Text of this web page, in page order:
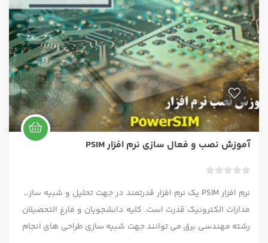
آموزش نصب و فعال سازی نرم افزار PSIM
د
و
ا
نرم افزار PSIM یک نرم افزار قدرتمند در جهت تحلیل و شبیه سازی
مدارات الکترونیک قدرت است. کلیه دانشجویان و فارغ التحصیلان
رشته مهندسی برق می توانند جهت شبیه سازی طراحی های انجام